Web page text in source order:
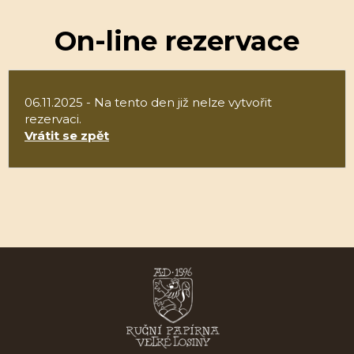
On-line rezervace
06.11.2025 - Na tento den již nelze vytvořit
rezervaci.
Vrátit se zpět